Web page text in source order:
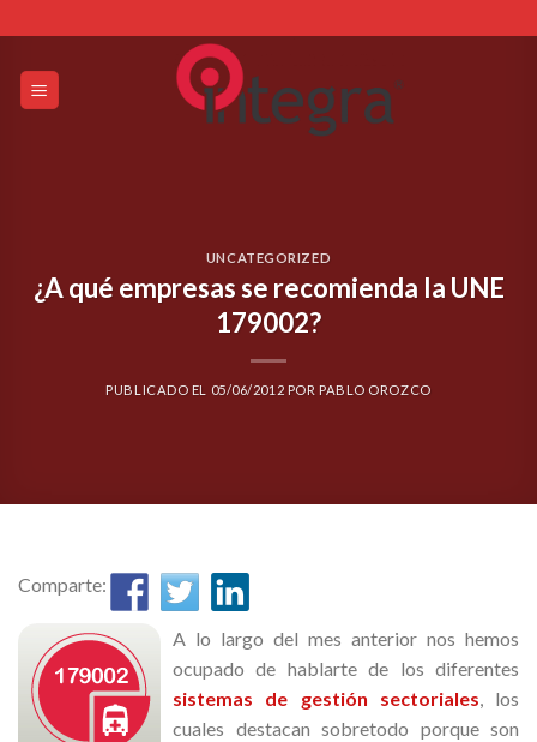
to
content
UNCATEGORIZED
¿A qué empresas se recomienda la UNE
179002?
PUBLICADO EL 05/06/2012 POR PABLO OROZCO
Comparte:
A lo largo del mes anterior nos hemos
ocupado de hablarte de los diferentes
sistemas de gestión sectoriales, los
cuales destacan sobretodo porque son